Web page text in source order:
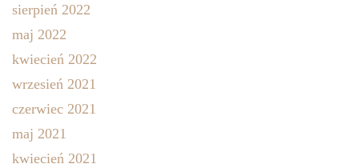
sierpień 2022
maj 2022
kwiecień 2022
wrzesień 2021
czerwiec 2021
maj 2021
kwiecień 2021